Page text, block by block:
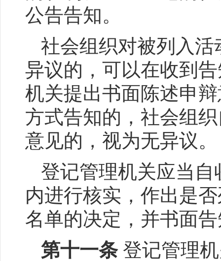
公告告知。
社会组织对被列入
异议的，可以在收到
机关提出书面陈述申
方式告知的，社会组
意见的，视为无异议。
登记管理机关应当
内进行核实，作出是
名单的决定，并书面
第十一条登记管理